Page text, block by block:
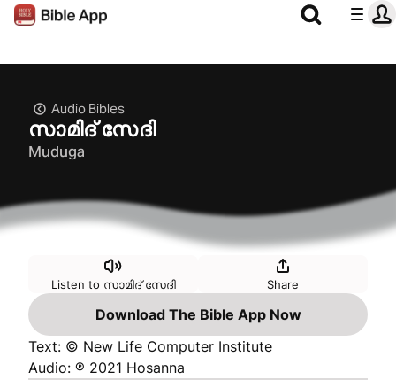
Audio Bibles
സാമിദ് സേദി
Muduga
Listen to സാമിദ് സേദി Share
Download The Bible App Now
Text: © New Life Computer Institute
Audio: ℗ 2021 Hosanna